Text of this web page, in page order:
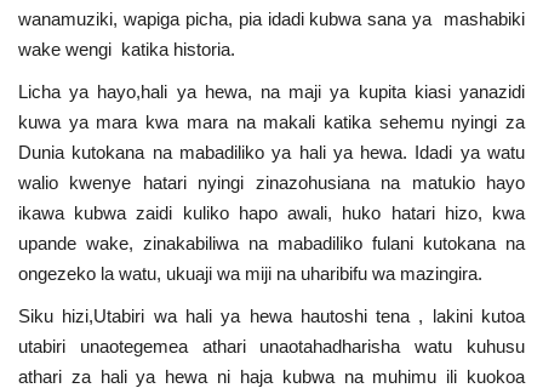
Timu yetu
Urithi wa Nasser
Habari
Harakati ya Nasser kwa Vijana
Udhamini wa Nasser
Kanuni na Masharti ya Udhamini wa
Nasser
wanamuziki, wapiga picha, pia idadi kubwa sana ya mashabiki
wake wengi katika historia.
Licha ya hayo,hali ya hewa, na maji ya kupita kiasi yanazidi
kuwa ya mara kwa mara na makali katika sehemu nyingi za
Dunia kutokana na mabadiliko ya hali ya hewa. Idadi ya watu
walio kwenye hatari nyingi zinazohusiana na matukio hayo
ikawa kubwa zaidi kuliko hapo awali, huko hatari hizo, kwa
upande wake, zinakabiliwa na mabadiliko fulani kutokana na
ongezeko la watu, ukuaji wa miji na uharibifu wa mazingira.
Siku hizi,Utabiri wa hali ya hewa hautoshi tena , lakini kutoa
utabiri unaotegemea athari unaotahadharisha watu kuhusu
athari za hali ya hewa ni haja kubwa na muhimu ili kuokoa